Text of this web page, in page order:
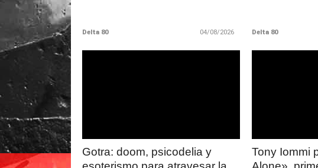
Delta 80 04/08/2026 Delta 80
Gotra: doom, psicodelia y
Tony Iommi